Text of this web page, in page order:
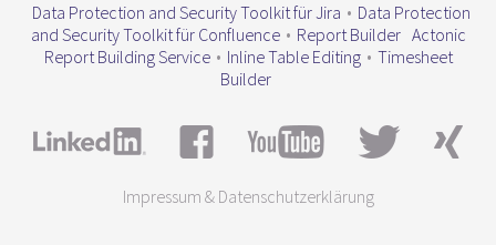
Data Protection and Security Toolkit für Jira • Data Protection
and Security Toolkit für Confluence • Report Builder Actonic
Report Building Service • Inline Table Editing • Timesheet
Builder
Impressum & Datenschutzerklärung